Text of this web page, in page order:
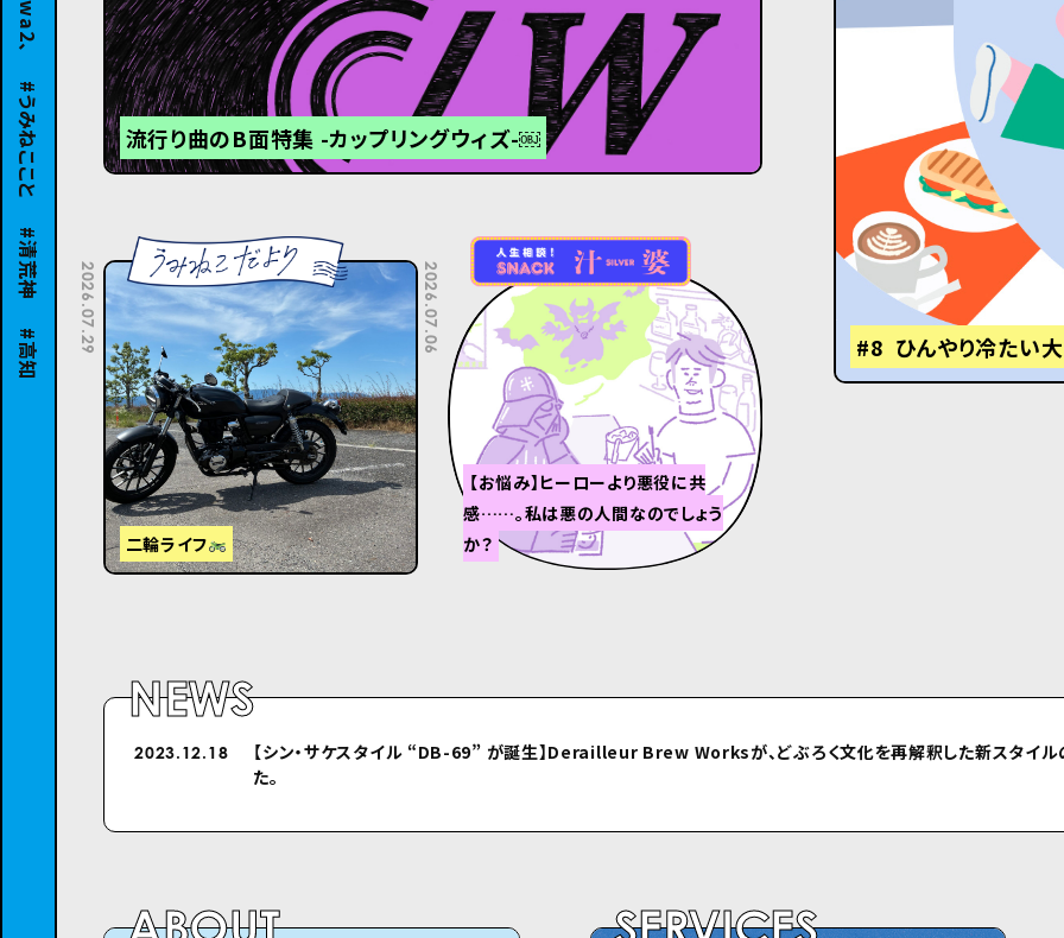
うみねここと
清荒神
高知
宴会
流行り曲のB面特集 -カップリングウィズ-￼
2026.07.29
二輪ライフ
2026.07.06
【お悩み】ヒーローより悪役に共
感……。私は悪の人間なのでしょう
か？
#8 ひんやり冷たい大
NEWS
2023.12.18
【シン・サケスタイル “DB-69” が誕⽣】Derailleur Brew Worksが、どぶろく⽂化を再解釈した新スタイル
た。
2022.04.26 シクロのホームページをリニューアルしました